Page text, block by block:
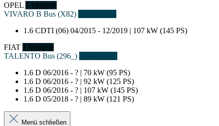
OPEL 1 Modelle
VIVARO B Bus (X82)
1.6 CDTI (06) 04/2015 - 12/2019 | 107 kW (145 PS)
FIAT 1 Modelle
TALENTO Bus (296_)
1.6 D 06/2016 - ? | 70 kW (95 PS)
1.6 D 06/2016 - ? | 92 kW (125 PS)
1.6 D 06/2016 - ? | 107 kW (145 PS)
1.6 D 05/2018 - ? | 89 kW (121 PS)
Menü schließen